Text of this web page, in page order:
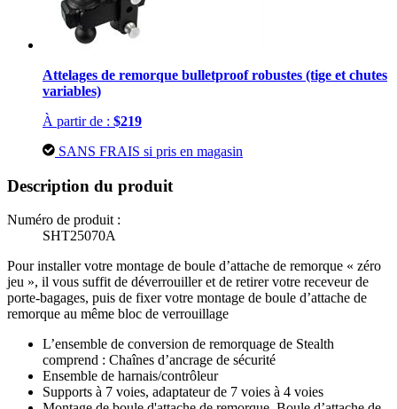
Attelages de remorque bulletproof robustes (tige et chutes
variables)
À partir de : $219
SANS FRAIS si pris en magasin
Description du produit
Numéro de produit :
SHT25070A
Pour installer votre montage de boule d’attache de remorque « zéro
jeu », il vous suffit de déverrouiller et de retirer votre receveur de
porte-bagages, puis de fixer votre montage de boule d’attache de
remorque au même bloc de verrouillage
L’ensemble de conversion de remorquage de Stealth
comprend : Chaînes d’ancrage de sécurité
Ensemble de harnais/contrôleur
Supports à 7 voies, adaptateur de 7 voies à 4 voies